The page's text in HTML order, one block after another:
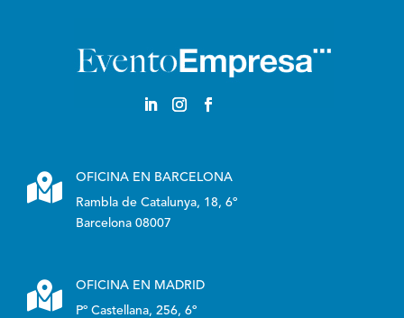

OFICINA EN BARCELONA
Rambla de Catalunya, 18, 6º
Barcelona 08007

OFICINA EN MADRID
Pº Castellana, 256, 6º